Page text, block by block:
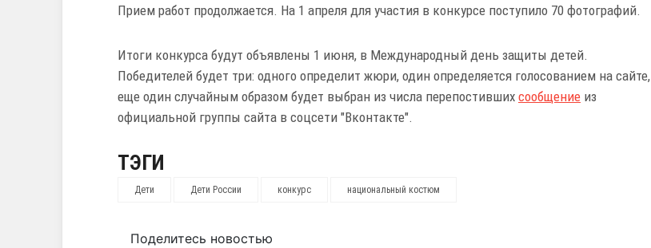
Прием работ продолжается. На 1 апреля для участия в конкурсе поступило 70 фотографий.
Итоги конкурса будут объявлены 1 июня, в Международный день защиты детей.
Победителей будет три: одного определит жюри, один определяется голосованием на сайте,
еще один случайным образом будет выбран из числа перепостивших сообщение из
официальной группы сайта в соцсети "Вконтакте".
ТЭГИ
Дети Дети России конкурс национальный костюм
Поделитесь новостью